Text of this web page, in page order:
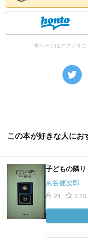
本ページはアフィリ
この本が好きな人にお
子どもの隣り
灰谷健次郎
24 3.33